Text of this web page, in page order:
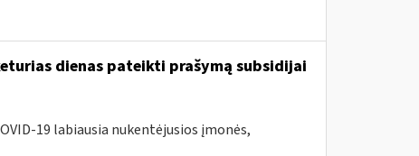
dienas pateikti prašymą subsidijai
19 labiausia nukentėjusios įmonės,